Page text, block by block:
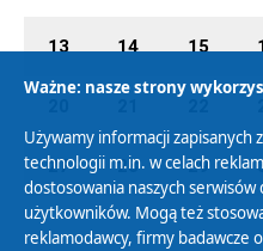
13 14 15
27 28 29
Ważne: nasze strony
Używamy informacji zapisanych
technologii m.in. w celach
dostosowania naszych
użytkowników. Mogą też
reklamodawcy, firmy badawcze